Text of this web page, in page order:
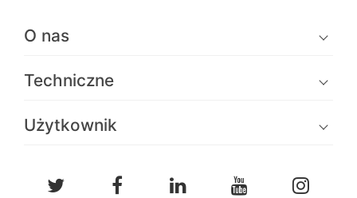
O nas
Techniczne
Użytkownik